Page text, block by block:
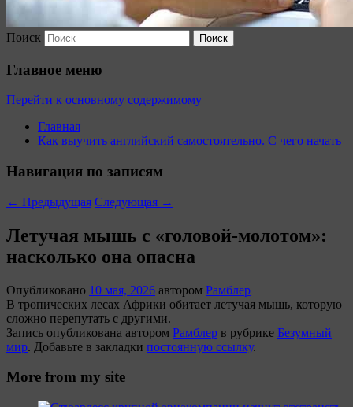
Поиск
Главное меню
Перейти к основному содержимому
Главная
Как выучить английский самостоятельно. С чего начать
Навигация по записям
← Предыдущая Следующая →
Летучая мышь с «головой-молотом»:
насколько она опасна
Опубликовано 10 мая, 2026 автором Рамблер
В тропических лесах Африки обитает летучая мышь, которую
сложно перепутать с другими.
Запись опубликована автором Рамблер в рубрике Безумный
мир. Добавьте в закладки постоянную ссылку.
More from my site